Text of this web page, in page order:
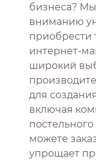
бизнеса?
вниманию
приобрести
интернет-
широкий
для
включая
можете
упрощает